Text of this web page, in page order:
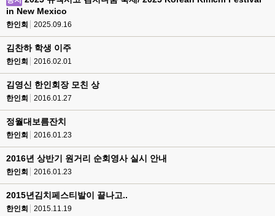
in New Mexico
한인회 2025.09.16
김찬하 학생 이주
한인회 2016.02.01
김영신 한인회장 모친 상
한인회 2016.01.27
정월대보름잔치
한인회 2016.01.23
2016년 상반기 원거리 순회영사 실시 안내
한인회 2016.01.23
2015년김치페스티발이 끝나고..
한인회 2015.11.19